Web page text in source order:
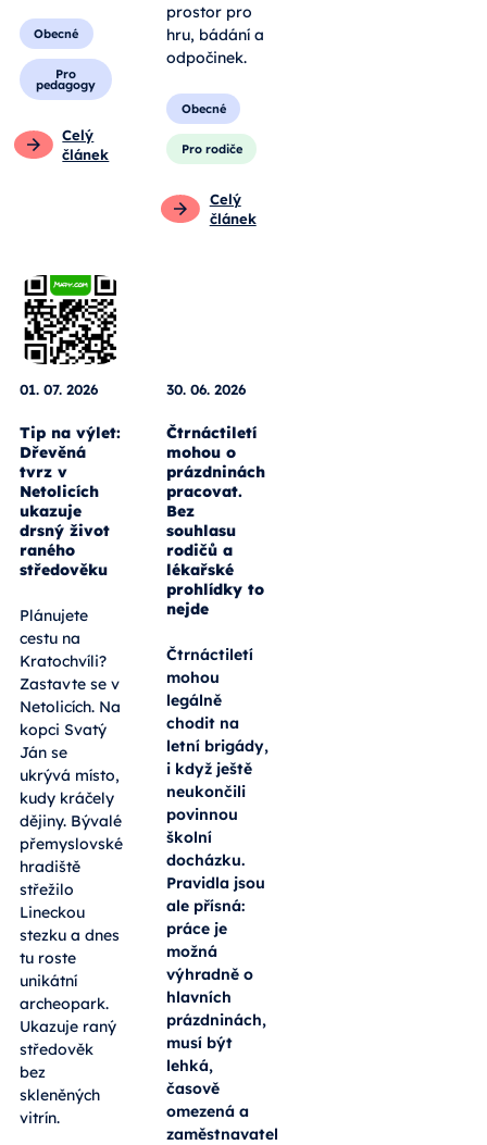
Obecné
Pro
pedagogy
Celý
článek
prostor pro
hru, bádání a
odpočinek.
Obecné
Pro rodiče
Celý
článek
01. 07. 2026
Tip na výlet:
Dřevěná
tvrz v
Netolicích
ukazuje
drsný život
raného
středověku
Plánujete
cestu na
Kratochvíli?
Zastavte se v
Netolicích. Na
kopci Svatý
Ján se
ukrývá místo,
kudy kráčely
dějiny. Bývalé
přemyslovské
hradiště
střežilo
Lineckou
stezku a dnes
tu roste
unikátní
archeopark.
Ukazuje raný
středověk
bez
skleněných
vitrín.
30. 06. 2026
Čtrnáctiletí
mohou o
prázdninách
pracovat.
Bez
souhlasu
rodičů a
lékařské
prohlídky to
nejde
Čtrnáctiletí
mohou
legálně
chodit na
letní brigády,
i když ještě
neukončili
povinnou
školní
docházku.
Pravidla jsou
ale přísná:
práce je
možná
výhradně o
hlavních
prázdninách,
musí být
lehká,
časově
omezená a
zaměstnavatel